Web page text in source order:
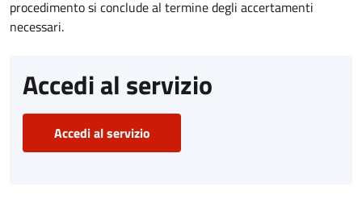
procedimento si conclude al termine degli accertamenti
necessari.
Accedi al servizio
Accedi al servizio